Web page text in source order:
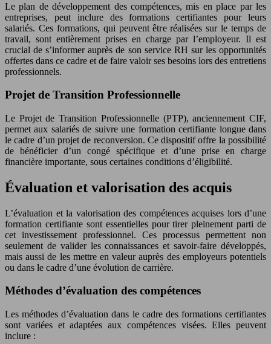
Le plan de développement des compétences, mis en place par les
entreprises, peut inclure des formations certifiantes pour leurs
salariés. Ces formations, qui peuvent être réalisées sur le temps de
travail, sont entièrement prises en charge par l’employeur. Il est
crucial de s’informer auprès de son service RH sur les opportunités
offertes dans ce cadre et de faire valoir ses besoins lors des entretiens
professionnels.
Projet de Transition Professionnelle
Le Projet de Transition Professionnelle (PTP), anciennement CIF,
permet aux salariés de suivre une formation certifiante longue dans
le cadre d’un projet de reconversion. Ce dispositif offre la possibilité
de bénéficier d’un congé spécifique et d’une prise en charge
financière importante, sous certaines conditions d’éligibilité.
Évaluation et valorisation des acquis
L’évaluation et la valorisation des compétences acquises lors d’une
formation certifiante sont essentielles pour tirer pleinement parti de
cet investissement professionnel. Ces processus permettent non
seulement de valider les connaissances et savoir-faire développés,
mais aussi de les mettre en valeur auprès des employeurs potentiels
ou dans le cadre d’une évolution de carrière.
Méthodes d’évaluation des compétences
Les méthodes d’évaluation dans le cadre des formations certifiantes
sont variées et adaptées aux compétences visées. Elles peuvent
inclure :